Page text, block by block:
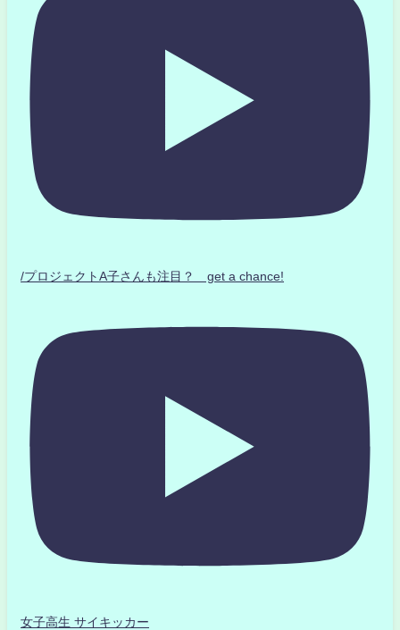
/プロジェクトA子さんも注目？ get a chance!
女子高生 サイキッカー